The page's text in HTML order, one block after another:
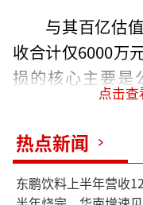
与其百亿估
收合计仅6000万
损的核心主要是
市，且研发投入
在此情形下
身"补血"融资外
构打通IPO退出渠
点击
热点新闻
东鹏饮料上半年营收